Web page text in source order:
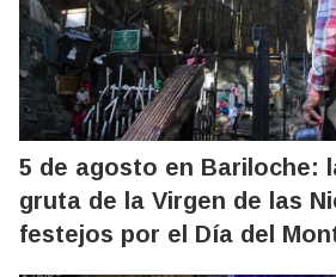
5 de agosto en Bariloche:
gruta de la Virgen de las
festejos por el Día del